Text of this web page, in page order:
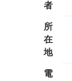
者
所
在
地
電